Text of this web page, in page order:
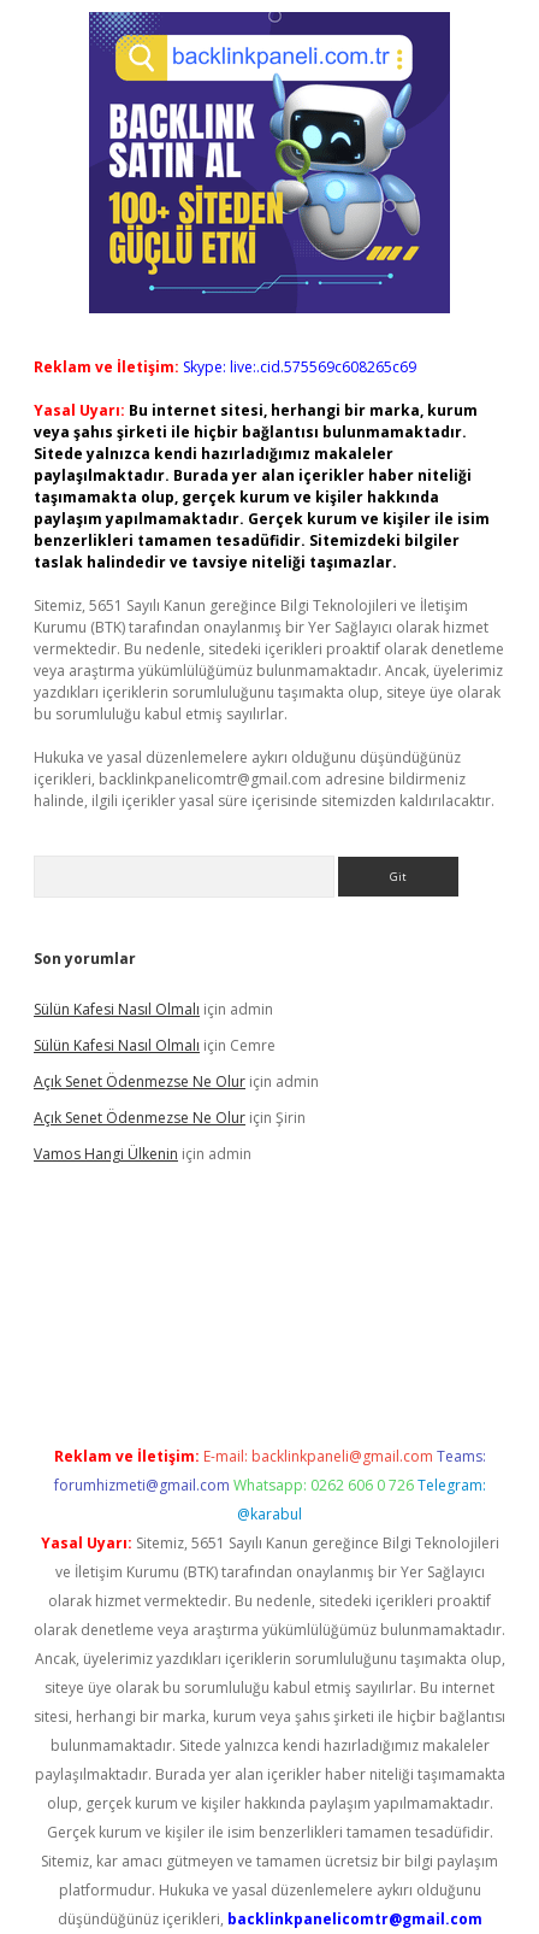
Reklam ve İletişim: Skype: live:.cid.575569c608265c69
Yasal Uyarı: Bu internet sitesi, herhangi bir marka, kurum
veya şahıs şirketi ile hiçbir bağlantısı bulunmamaktadır.
Sitede yalnızca kendi hazırladığımız makaleler
paylaşılmaktadır. Burada yer alan içerikler haber niteliği
taşımamakta olup, gerçek kurum ve kişiler hakkında
paylaşım yapılmamaktadır. Gerçek kurum ve kişiler ile isim
benzerlikleri tamamen tesadüfidir. Sitemizdeki bilgiler
taslak halindedir ve tavsiye niteliği taşımazlar.
Sitemiz, 5651 Sayılı Kanun gereğince Bilgi Teknolojileri ve İletişim
Kurumu (BTK) tarafından onaylanmış bir Yer Sağlayıcı olarak hizmet
vermektedir. Bu nedenle, sitedeki içerikleri proaktif olarak denetleme
veya araştırma yükümlülüğümüz bulunmamaktadır. Ancak, üyelerimiz
yazdıkları içeriklerin sorumluluğunu taşımakta olup, siteye üye olarak
bu sorumluluğu kabul etmiş sayılırlar.
Hukuka ve yasal düzenlemelere aykırı olduğunu düşündüğünüz
içerikleri, backlinkpanelicomtr@gmail.com adresine bildirmeniz
halinde, ilgili içerikler yasal süre içerisinde sitemizden kaldırılacaktır.
Son yorumlar
Sülün Kafesi Nasıl Olmalı için admin
Sülün Kafesi Nasıl Olmalı için Cemre
Açık Senet Ödenmezse Ne Olur için admin
Açık Senet Ödenmezse Ne Olur için Şirin
Vamos Hangi Ülkenin için admin
Reklam ve İletişim: E-mail: backlinkpaneli@gmail.com Teams:
forumhizmeti@gmail.com Whatsapp: 0262 606 0 726 Telegram:
@karabul
Yasal Uyarı: Sitemiz, 5651 Sayılı Kanun gereğince Bilgi Teknolojileri
ve İletişim Kurumu (BTK) tarafından onaylanmış bir Yer Sağlayıcı
olarak hizmet vermektedir. Bu nedenle, sitedeki içerikleri proaktif
olarak denetleme veya araştırma yükümlülüğümüz bulunmamaktadır.
Ancak, üyelerimiz yazdıkları içeriklerin sorumluluğunu taşımakta olup,
siteye üye olarak bu sorumluluğu kabul etmiş sayılırlar. Bu internet
sitesi, herhangi bir marka, kurum veya şahıs şirketi ile hiçbir bağlantısı
bulunmamaktadır. Sitede yalnızca kendi hazırladığımız makaleler
paylaşılmaktadır. Burada yer alan içerikler haber niteliği taşımamakta
olup, gerçek kurum ve kişiler hakkında paylaşım yapılmamaktadır.
Gerçek kurum ve kişiler ile isim benzerlikleri tamamen tesadüfidir.
Sitemiz, kar amacı gütmeyen ve tamamen ücretsiz bir bilgi paylaşım
platformudur. Hukuka ve yasal düzenlemelere aykırı olduğunu
düşündüğünüz içerikleri, backlinkpanelicomtr@gmail.com